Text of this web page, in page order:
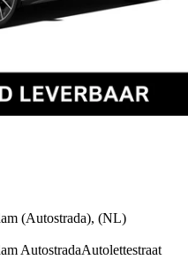
(Autostrada), (NL)
AutostradaAutolettestraat